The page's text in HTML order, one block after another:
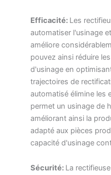
Efficacité: Les
automatiser l'usinage
améliore
pouvez ainsi réduire
d'usinage en
trajectoires de
automatisé élimine les
permet un usinage de
améliorant ainsi la
adapté aux pièces
capacité d'usinage
Sécurité: La